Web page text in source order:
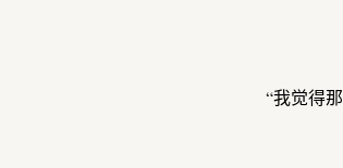
“我觉得